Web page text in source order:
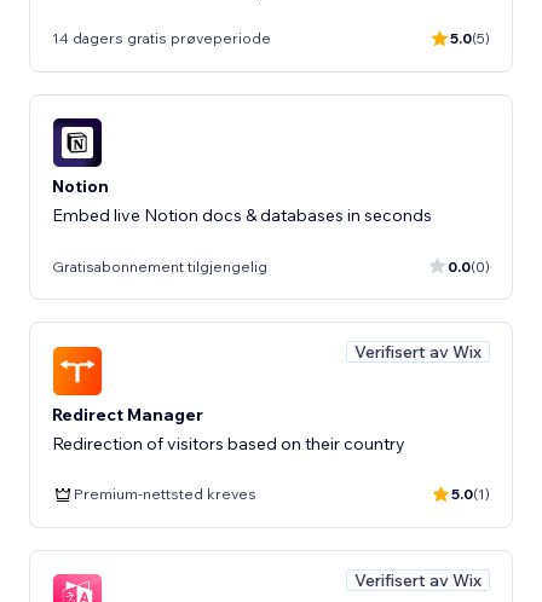
14 dagers gratis prøveperiode 5.0(5)
Notion
Embed live Notion docs & databases in seconds
Gratisabonnement tilgjengelig 0.0(0)
Verifisert av Wix
Redirect Manager
Redirection of visitors based on their country
Premium-nettsted kreves 5.0(1)
Verifisert av Wix